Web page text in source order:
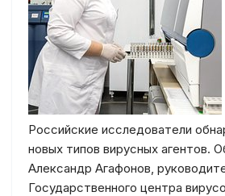
Российские исследователи
новых типов вирусных агентов.
Александр Агафонов,
Государственного центра